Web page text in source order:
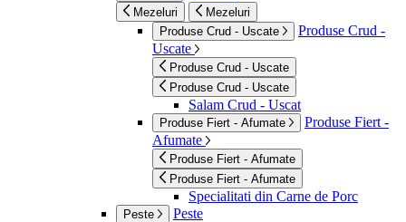
Mezeluri
Mezeluri
Produse Crud - Uscate
Produse Crud -
Uscate
Produse Crud - Uscate
Produse Crud - Uscate
Salam Crud - Uscat
Produse Fiert - Afumate
Produse Fiert -
Afumate
Produse Fiert - Afumate
Produse Fiert - Afumate
Specialitati din Carne de Porc
Peste Peste